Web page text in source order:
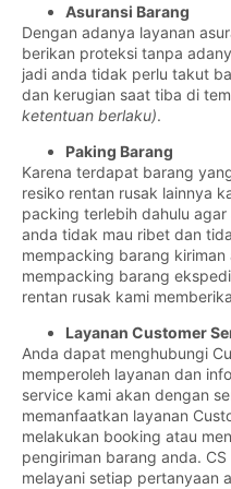
Asuransi Barang
Dengan adanya layanan
berikan proteksi tanpa
jadi anda tidak perlu takut
dan kerugian saat tiba di
ketentuan berlaku).
Paking Barang
Karena terdapat barang
resiko rentan rusak lainnya
packing terlebih dahulu
anda tidak mau ribet dan
mempacking barang
mempacking barang
rentan rusak kami
Layanan Customer
Anda dapat menghubungi
memperoleh layanan dan
service kami akan dengan
memanfaatkan layanan
melakukan booking atau
pengiriman barang anda.
melayani setiap pertanyaan